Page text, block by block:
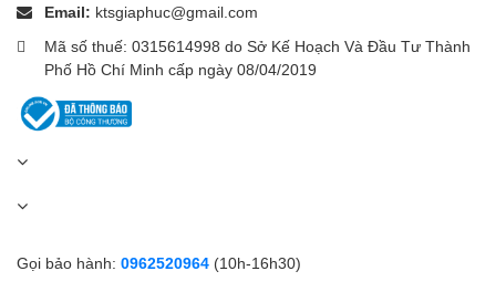
Email: ktsgiaphuc@gmail.com
Mã số thuế: 0315614998 do Sở Kế Hoạch Và Đầu Tư Thành
Phố Hồ Chí Minh cấp ngày 08/04/2019
Gọi bảo hành: 0962520964 (10h-16h30)